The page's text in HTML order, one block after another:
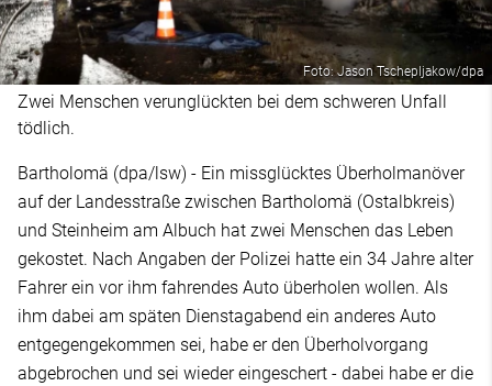
Foto: Jason Tschepljakow/dpa
Zwei Menschen verunglückten bei dem schweren Unfall
tödlich.
Bartholomä (dpa/lsw) - Ein missglücktes Überholmanöver
auf der Landesstraße zwischen Bartholomä (Ostalbkreis)
und Steinheim am Albuch hat zwei Menschen das Leben
gekostet. Nach Angaben der Polizei hatte ein 34 Jahre alter
Fahrer ein vor ihm fahrendes Auto überholen wollen. Als
ihm dabei am späten Dienstagabend ein anderes Auto
entgegengekommen sei, habe er den Überholvorgang
abgebrochen und sei wieder eingeschert - dabei habe er die